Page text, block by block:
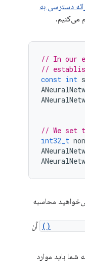
دسترسی به
می‌کنیم.
// In our
//
const int
// We set
int32_t
محاسبه
آن
شما باید موارد